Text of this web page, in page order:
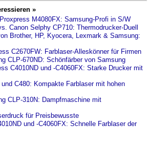
»
M4080FX: Samsung-Profi in S/W
Canon Selphy CP710: Thermodrucker-Duell
Brother, HP, Kyocera, Lexmark & Samsung:
C2670FW: Farblaser-Alleskönner für Firmen
CLP-670ND: Schönfärber von Samsung
C4010ND und -C4060FX: Starke Drucker mit
C480: Kompakte Farblaser mit hohen
CLP-310N: Dampfmaschine mit
für Preisbewusste
und -C4060FX: Schnelle Farblaser der